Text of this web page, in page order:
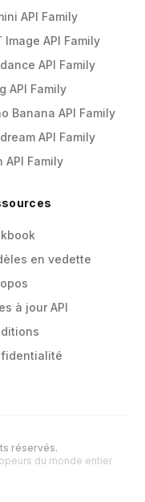
API Family
Image API Family
API Family
API Family
Banana API Family
API Family
API Family
en vedette
à jour API
réservés.
du monde entier